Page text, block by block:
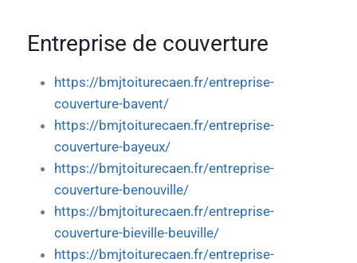
Entreprise de couverture
https://bmjtoiturecaen.fr/entreprise-
couverture-bavent/
https://bmjtoiturecaen.fr/entreprise-
couverture-bayeux/
https://bmjtoiturecaen.fr/entreprise-
couverture-benouville/
https://bmjtoiturecaen.fr/entreprise-
couverture-bieville-beuville/
https://bmjtoiturecaen.fr/entreprise-